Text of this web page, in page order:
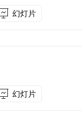
幻灯片
幻灯片